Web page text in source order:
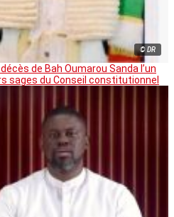
© DR
de Bah Oumarou Sanda l’un
sages du Conseil constitutionnel